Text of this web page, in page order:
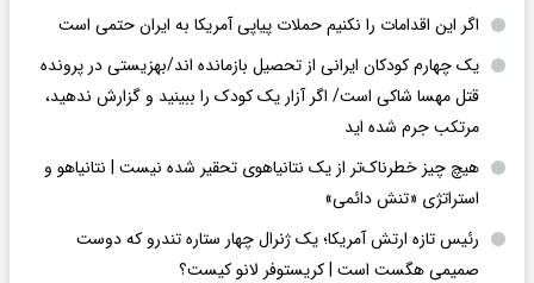
اگر این اقدامات را نکنیم حملات پیاپی آمریکا به ایران حتمی است
یک چهارم کودکان ایرانی از تحصیل بازمانده اند/بهزیستی در پرونده
قتل مهسا شاکی است/ اگر آزار یک کودک را ببینید و گزارش ندهید،
مرتکب جرم شده اید
هیچ چیز خطرناک‌تر از یک نتانیاهوی تحقیر شده نیست | نتانیاهو و
استراتژی «تنش دائمی»
رئیس تازه ارتش آمریکا؛ یک ژنرال چهار ستاره تندرو که دوست
صمیمی هگست است | کریستوفر لانو کیست؟